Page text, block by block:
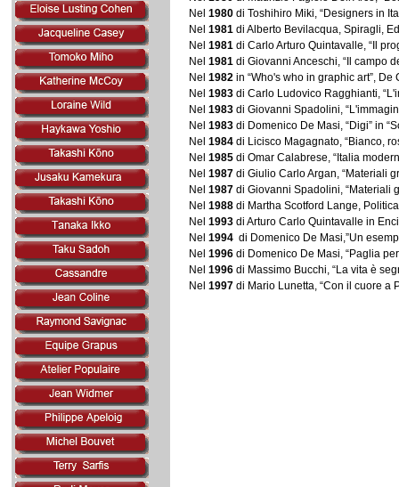
Nel 1980 di Toshihiro Miki, “Designers in
Nel 1981 di Alberto Bevilacqua, Spiragli,
Nel 1981 di Carlo Arturo Quintavalle, “Il
Nel 1981 di Giovanni Anceschi, “Il campo
Nel 1982 in “Who's who in graphic art”,
Nel 1983 di Carlo Ludovico Ragghianti,
Nel 1983 di Giovanni Spadolini,
Nel 1983 di Domenico De Masi, “Digi” in
Nel 1984 di Licisco Magagnato, “Bianco,
Nel 1985 di Omar Calabrese, “Italia
Nel 1987 di Giulio Carlo Argan, “Materiali
Nel 1987 di Giovanni Spadolini, “Materiali
Nel 1988 di Martha Scotford Lange,
Nel 1993 di Arturo Carlo Quintavalle in
Nel 1994 di Domenico De Masi,”Un
Nel 1996 di Domenico De Masi, “Paglia
Nel 1996 di Massimo Bucchi, “La vita è
Nel 1997 di Mario Lunetta, “Con il cuore a